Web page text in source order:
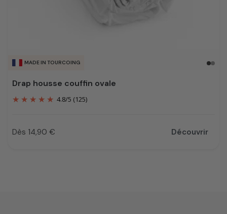
MADE IN TOURCOING
Drap housse couffin ovale
4.8/5 (125)
Prix
Dès 14,90 € Découvrir